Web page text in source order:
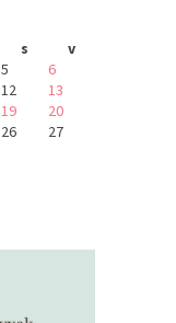
s
v
5
6
12
13
19
20
26
27